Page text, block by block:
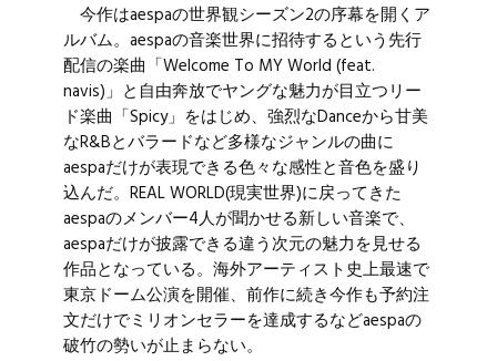
今作はaespaの世界観シーズン2の序幕を開くア
ルバム。aespaの音楽世界に招待するという先行
配信の楽曲「Welcome To MY World (feat.
navis)」と自由奔放でヤングな魅力が目立つリー
ド楽曲「Spicy」をはじめ、強烈なDanceから甘美
なR&Bとバラードなど多様なジャンルの曲に
aespaだけが表現できる色々な感性と音色を盛り
込んだ。REAL WORLD(現実世界)に戻ってきた
aespaのメンバー4人が聞かせる新しい音楽で、
aespaだけが披露できる違う次元の魅力を見せる
作品となっている。海外アーティスト史上最速で
東京ドーム公演を開催、前作に続き今作も予約注
文だけでミリオンセラーを達成するなどaespaの
破竹の勢いが止まらない。